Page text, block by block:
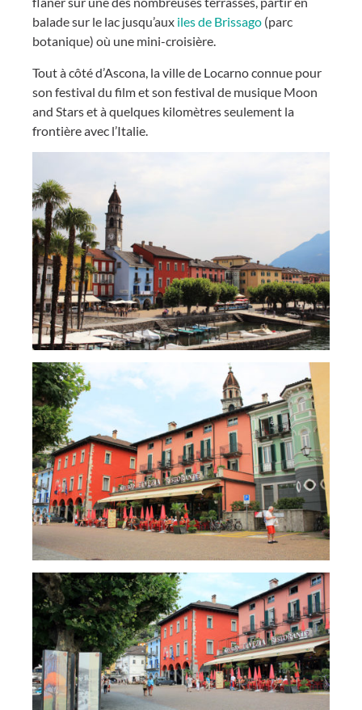
balade sur le lac jusqu’aux iles de Brissago (parc
botanique) où une mini-croisière.
Tout à côté d’Ascona, la ville de Locarno connue pour
son festival du film et son festival de musique Moon
and Stars et à quelques kilomètres seulement la
frontière avec l’Italie.